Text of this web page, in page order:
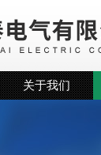
关于我们